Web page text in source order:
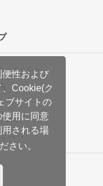
性および
Cookie(ク
ブサイトの
用に同意
される場
さい。
ーポリシー
いて
ついて